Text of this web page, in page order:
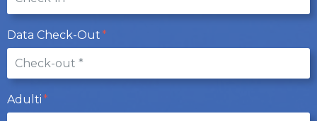
Data Check-Out
Adulti